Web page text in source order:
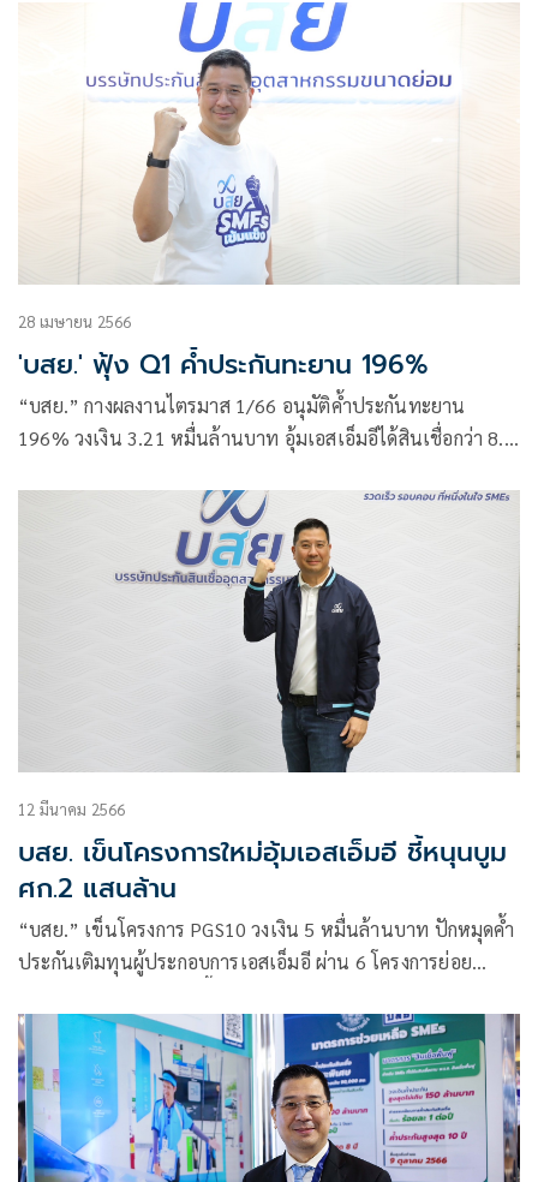
บาท รักษาการจ้างงานกว่า 4 แสนตำแหน่ง ดันให้เกิดผล
ประโยชน์ทางเศรษฐกิจ 2.3 แสนล้านบาท
28 เมษายน 2566
'บสย.' ฟุ้ง Q1 ค้ำประกันทะยาน 196%
“บสย.” กางผลงานไตรมาส 1/66 อนุมัติค้ำประกันทะยาน
196% วงเงิน 3.21 หมื่นล้านบาท อุ้มเอสเอ็มอีได้สินเชื่อกว่า 8.9
การจ้างงาน 2.26 แสนตำแหน่ง พร้อมเปิดแผนไตรมาส 2 ปัก
หมุดค้ำประกันอีก 2.32 หมื่นล้านบาท จ่อเปิดตัวผลิตภัณฑ์ค้ำ
ประกันสินเชื่อ Smart Green ฟรีค่าธรรมเนียม 4 ปี ค้ำประกัน
12 มีนาคม 2566
บสย. เข็นโครงการใหม่อุ้มเอสเอ็มอี ชี้หนุนบูม
ศก.2 แสนล้าน
“บสย.” เข็นโครงการ PGS10 วงเงิน 5 หมื่นล้านบาท ปักหมุดค้ำ
ประกันเติมทุนผู้ประกอบการเอสเอ็มอี ผ่าน 6 โครงการย่อย
กว่า 2 แสนล้านบาท หนุนรักษาการจ้างงาน 7 แสนอัตรา